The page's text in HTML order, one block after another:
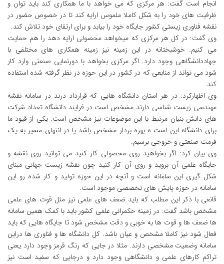
انجام است گفت: هر مرکزی که می خواهد با ما همکاری کند باید توان و
ظرفیت های خود را به شکل کاملا ملموس ارایه کند تا در خصوص حضور در
نقشه فناوری زیستی کشور جایگاه خود را بیابد و برای ارتقای خود تلاش کند.
وی گفت: در کل هر مرکزی که میخواهد محصولی ارایه دهد را هم حمایت
می کنیم. خوشبختانه در این زمینه نیز زمینه همکاری های مختلفی با
جهاددانشگاهی وجود دارد. اگر مرکزی بخواهد با دورنمایی صنعتی وارد کار
شود می تواند از منابعی که در کشور در این حوزه در نظر گرفته شده استفاده
کند.
وی اظهارکرد: در هر استان دانشگاه هایی که قرارداد درند در سامانه نقشه
مهندسی زیست شناسی دارند مشخص است.در فرایند دانشگاه تعداد شرکت
های دانش بنیان مرتبط با این موضوعات نیز مشخص است. یکی از قیود ما
برای دانشگاه این است ه بهره بردار مشخص باشد یا در انتهای مسیر به یک
فرمت صنعتی و خروجی برسیم.
وی بیان کرد: اگر بخواهید روی محصولی کار کنید می توانید روی نقشه و
جایگاه علمی آن بروید و روی آن کار کنید چون نقشه زیست جهانی مبنای
شکل گیری این سامانه است و آنچه در این حوزه تولید و کار شده رو این
سامانه در حوزه پایش های تخصصی موجود است.
قانعی با ذکر این مطلب که باید ضعف های علمی نیز مثل قوت های علمی
مشخص باشد گفت: در زمینه حکمرانی علمی کشور باید با کمک همین سامانه
ها ضعف ها و قوت ها به خوبی و دقت مشخص شود تا جایگاه هایی که باید
فعال شود نیز کاملا مشخص و عیان باشد. کل دانشگاه ها و فناوری ها دراین
سامانه وضعیت مشخصی دارند. مثلا در جایی که رنگ قرمز وجود دارد یعنی
تراکم کارهای علمی و دانشگاهی وجود دارد و درجایی که سفید است نیز